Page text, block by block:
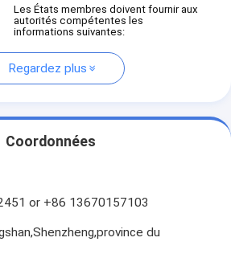
Les États membres doivent fournir aux
autorités compétentes les
informations suivantes:
Regardez plus
Coordonnées
or +86 13670157103
du